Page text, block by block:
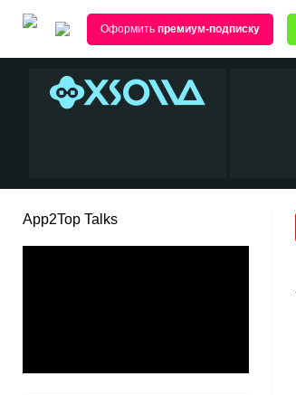
Оформить премиум-подписку
App2Top Talks